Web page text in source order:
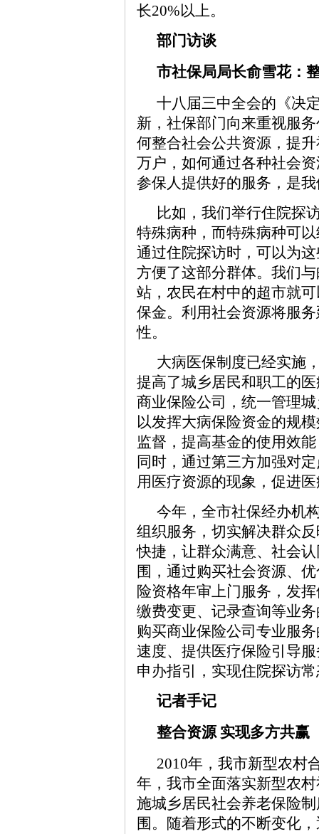
长20%以上。
部门访谈
市社保局局长俞雪花：
十八届三中全会的《决
新，社保部门向来重视服
何整合社会公共资源，提
万户，如何通过各种社会
参保人提供好的服务，是
比如，我们举行住院探
特殊病种，而特殊病种可
通过住院探访时，可以为
方便了这部分群体。我们
站，农民在村中的超市就
保金。利用社会资源将服
性。
大病医保制度已经实施
提高了城乡居民和职工的
商业保险公司，统一管理
以发挥大病保险资金的规
监督，提高基金的使用效
同时，通过第三方加强对
用医疗资源的现象，促进
今年，全市社保经办机
组织服务，切实解决群众
快捷，让群众满意、社会
围，通过购买社会资源、
险资格年审上门服务，发
缴费变更、记录查询等业
购买商业保险公司专业服
速度、提供医疗保险引导
申办指引，实现住院探访
记者手记
整合资源 实现多方共赢
2010年，我市新型农村
年，我市全面落实新型农
施城乡居民社会养老保险
围。随着形式的不断变化